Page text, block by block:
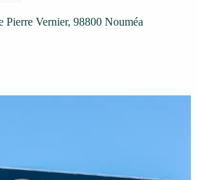
Pierre Vernier, 98800 Nouméa